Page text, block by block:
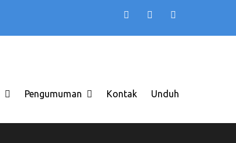
Pengumuman Kontak Unduh